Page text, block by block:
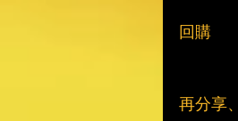
回購
再分享